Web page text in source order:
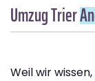
Umzug Trier
Weil wir